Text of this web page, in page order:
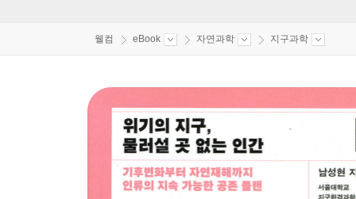
웰컴 eBook 자연과학 지구과학